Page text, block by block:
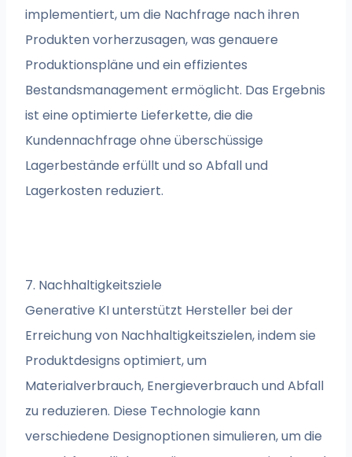
implementiert, um die Nachfrage nach ihren
Produkten vorherzusagen, was genauere
Produktionspläne und ein effizientes
Bestandsmanagement ermöglicht. Das Ergebnis
ist eine optimierte Lieferkette, die die
Kundennachfrage ohne überschüssige
Lagerbestände erfüllt und so Abfall und
Lagerkosten reduziert.
7. Nachhaltigkeitsziele
Generative KI unterstützt Hersteller bei der
Erreichung von Nachhaltigkeitszielen, indem sie
Produktdesigns optimiert, um
Materialverbrauch, Energieverbrauch und Abfall
zu reduzieren. Diese Technologie kann
verschiedene Designoptionen simulieren, um die